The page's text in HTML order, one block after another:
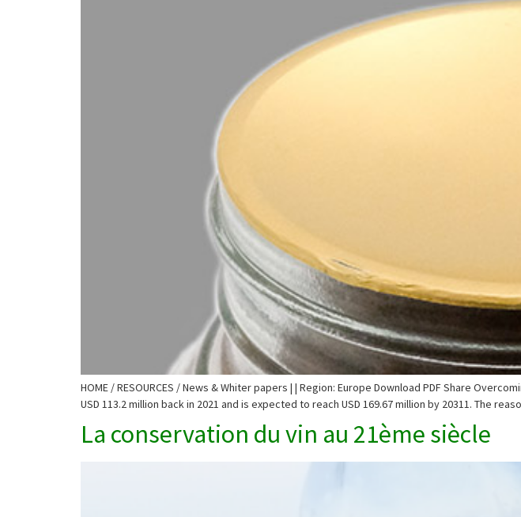
HOME / RESOURCES / News & Whiter papers | | Region: Europe Download PDF Share
USD 113.2 million back in 2021 and is expected to reach USD 169.67 million by 20311. The
La conservation du vin au 21ème siècle